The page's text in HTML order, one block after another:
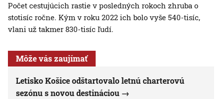
Počet cestujúcich rastie v posledných rokoch zhruba o
stotisíc ročne. Kým v roku 2022 ich bolo vyše 540-tisíc,
vlani už takmer 830-tisíc ľudí.
Môže vás zaujímať
Letisko Košice odštartovalo letnú charterovú
sezónu s novou destináciou